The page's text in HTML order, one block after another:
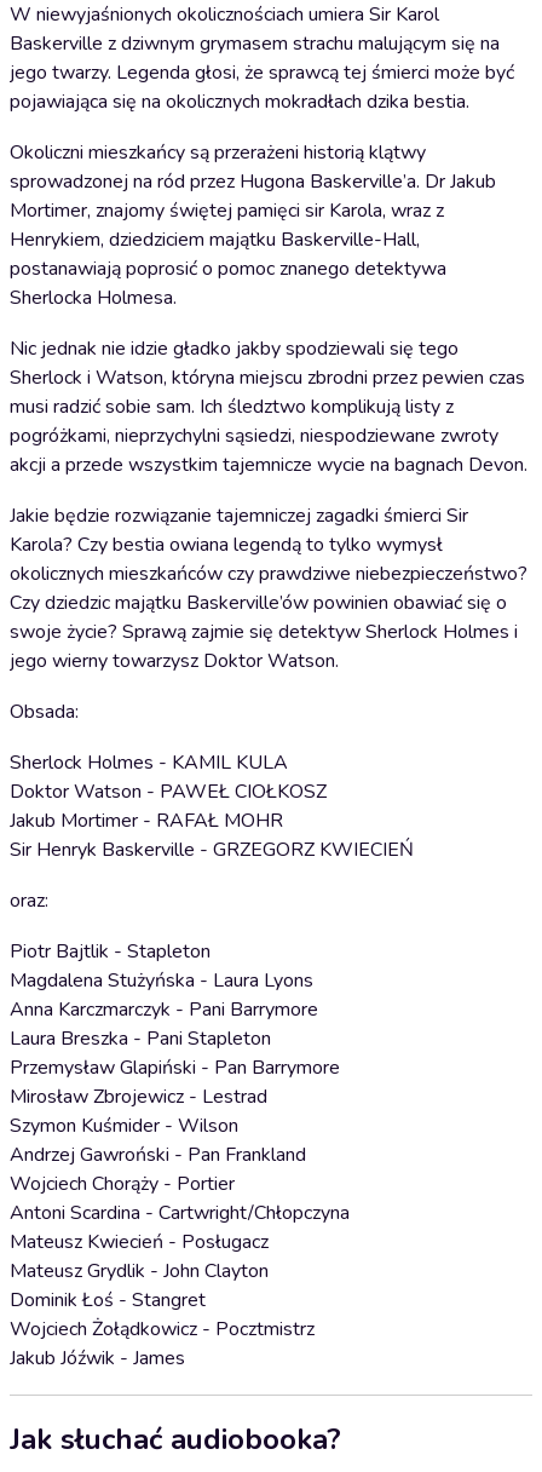
W niewyjaśnionych okolicznościach umiera Sir Karol
Baskerville z dziwnym grymasem strachu malującym się na
jego twarzy. Legenda głosi, że sprawcą tej śmierci może być
pojawiająca się na okolicznych mokradłach dzika bestia.
Okoliczni mieszkańcy są przerażeni historią klątwy
sprowadzonej na ród przez Hugona Baskerville’a. Dr Jakub
Mortimer, znajomy świętej pamięci sir Karola, wraz z
Henrykiem, dziedziciem majątku Baskerville-Hall,
postanawiają poprosić o pomoc znanego detektywa
Sherlocka Holmesa.
Nic jednak nie idzie gładko jakby spodziewali się tego
Sherlock i Watson, któryna miejscu zbrodni przez pewien czas
musi radzić sobie sam. Ich śledztwo komplikują listy z
pogróżkami, nieprzychylni sąsiedzi, niespodziewane zwroty
akcji a przede wszystkim tajemnicze wycie na bagnach Devon.
Jakie będzie rozwiązanie tajemniczej zagadki śmierci Sir
Karola? Czy bestia owiana legendą to tylko wymysł
okolicznych mieszkańców czy prawdziwe niebezpieczeństwo?
Czy dziedzic majątku Baskerville’ów powinien obawiać się o
swoje życie? Sprawą zajmie się detektyw Sherlock Holmes i
jego wierny towarzysz Doktor Watson.
Obsada:
Sherlock Holmes - KAMIL KULA
Doktor Watson - PAWEŁ CIOŁKOSZ
Jakub Mortimer - RAFAŁ MOHR
Sir Henryk Baskerville - GRZEGORZ KWIECIEŃ
oraz:
Piotr Bajtlik - Stapleton
Magdalena Stużyńska - Laura Lyons
Anna Karczmarczyk - Pani Barrymore
Laura Breszka - Pani Stapleton
Przemysław Glapiński - Pan Barrymore
Mirosław Zbrojewicz - Lestrad
Szymon Kuśmider - Wilson
Andrzej Gawroński - Pan Frankland
Wojciech Chorąży - Portier
Antoni Scardina - Cartwright/Chłopczyna
Mateusz Kwiecień - Posługacz
Mateusz Grydlik - John Clayton
Dominik Łoś - Stangret
Wojciech Żołądkowicz - Pocztmistrz
Jakub Jóźwik - James
Jak słuchać audiobooka?